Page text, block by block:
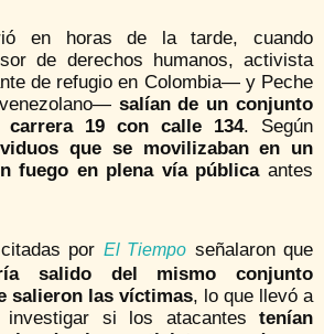
en horas de la tarde, cuando
de derechos humanos, activista
de refugio en Colombia— y Peche
salían de un conjunto
carrera 19 con calle 134. Según
que se movilizaban en un
fuego en plena vía públicaantes
por El Tiempo señalaron que
salido del mismo conjunto
salieron las víctimas, lo que llevó a
investigar si los atacantes tenían